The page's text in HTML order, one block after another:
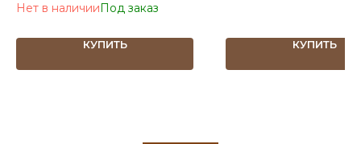
Нет в наличии
КУПИТЬ КУПИТЬ